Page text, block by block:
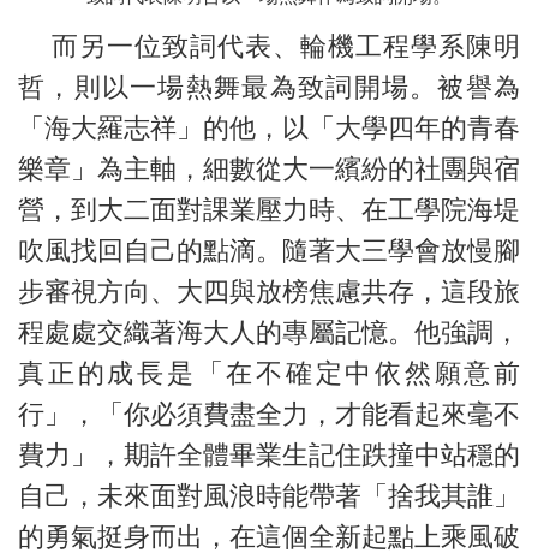
而另一位致詞代表、輪機工程學系陳明
哲，則以一場熱舞最為致詞開場。被譽為
「海大羅志祥」的他，以「大學四年的青春
樂章」為主軸，細數從大一繽紛的社團與宿
營，到大二面對課業壓力時、在工學院海堤
吹風找回自己的點滴。隨著大三學會放慢腳
步審視方向、大四與放榜焦慮共存，這段旅
程處處交織著海大人的專屬記憶。他強調，
真正的成長是「在不確定中依然願意前
行」，「你必須費盡全力，才能看起來毫不
費力」，期許全體畢業生記住跌撞中站穩的
自己，未來面對風浪時能帶著「捨我其誰」
的勇氣挺身而出，在這個全新起點上乘風破